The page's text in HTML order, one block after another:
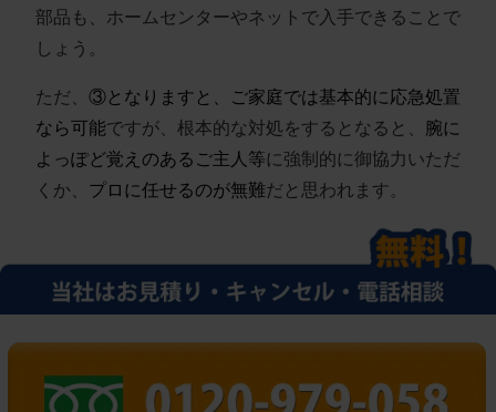
部品も、ホームセンターやネットで入手できることで
しょう。
ただ、 ③となりますと、ご家庭では基本的に応急処置
なら可能ですが、根本的な対処をするとなると、
腕に
よっぽど覚えのあるご主人等に強制的に御協力いただ
くか、 プロに任せるのが無難だと思われます。